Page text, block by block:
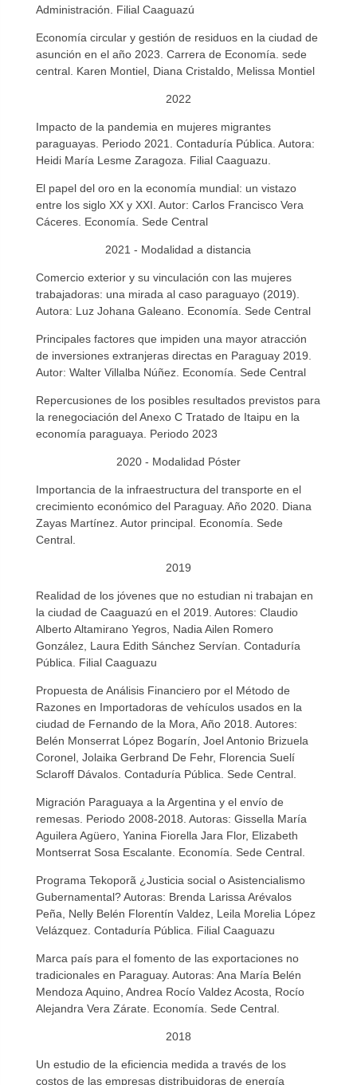
Administración. Filial Caaguazú
Economía circular y gestión de residuos en la ciudad de
asunción en el año 2023. Carrera de Economía. sede
central. Karen Montiel, Diana Cristaldo, Melissa Montiel
2022
Impacto de la pandemia en mujeres migrantes
paraguayas. Periodo 2021. Contaduría Pública. Autora:
Heidi María Lesme Zaragoza. Filial Caaguazu.
El papel del oro en la economía mundial: un vistazo
entre los siglo XX y XXI. Autor: Carlos Francisco Vera
Cáceres. Economía. Sede Central
2021 - Modalidad a distancia
Comercio exterior y su vinculación con las mujeres
trabajadoras: una mirada al caso paraguayo (2019).
Autora: Luz Johana Galeano. Economía. Sede Central
Principales factores que impiden una mayor atracción
de inversiones extranjeras directas en Paraguay 2019.
Autor: Walter Villalba Núñez. Economía. Sede Central
Repercusiones de los posibles resultados previstos para
la renegociación del Anexo C Tratado de Itaipu en la
economía paraguaya. Periodo 2023
2020 - Modalidad Póster
Importancia de la infraestructura del transporte en el
crecimiento económico del Paraguay. Año 2020. Diana
Zayas Martínez. Autor principal. Economía. Sede
Central.
2019
Realidad de los jóvenes que no estudian ni trabajan en
la ciudad de Caaguazú en el 2019. Autores: Claudio
Alberto Altamirano Yegros, Nadia Ailen Romero
González, Laura Edith Sánchez Servían. Contaduría
Pública. Filial Caaguazu
Propuesta de Análisis Financiero por el Método de
Razones en Importadoras de vehículos usados en la
ciudad de Fernando de la Mora, Año 2018. Autores:
Belén Monserrat López Bogarín, Joel Antonio Brizuela
Coronel, Jolaika Gerbrand De Fehr, Florencia Suelí
Sclaroff Dávalos. Contaduría Pública. Sede Central.
Migración Paraguaya a la Argentina y el envío de
remesas. Periodo 2008-2018. Autoras: Gissella María
Aguilera Agüero, Yanina Fiorella Jara Flor, Elizabeth
Montserrat Sosa Escalante. Economía. Sede Central.
Programa Tekoporã ¿Justicia social o Asistencialismo
Gubernamental? Autoras: Brenda Larissa Arévalos
Peña, Nelly Belén Florentín Valdez, Leila Morelia López
Velázquez. Contaduría Pública. Filial Caaguazu
Marca país para el fomento de las exportaciones no
tradicionales en Paraguay. Autoras: Ana María Belén
Mendoza Aquino, Andrea Rocío Valdez Acosta, Rocío
Alejandra Vera Zárate. Economía. Sede Central.
2018
Un estudio de la eficiencia medida a través de los
costos de las empresas distribuidoras de energía